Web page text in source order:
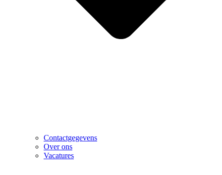
Contactgegevens
Over ons
Vacatures